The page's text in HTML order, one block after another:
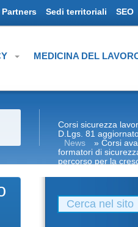
Partners Sedi territoriali SEO
MEDICINA DEL
Corsi sicurezza
D.Lgs. 81
News
» Corsi
formatori di
percorso per la
settore Nuovo
datore parte base
Datori di Lavoro
(DL SPP) Corsi